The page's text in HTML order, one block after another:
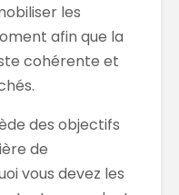
les
afin que la
cohérente et
des objectifs
de
vous devez les